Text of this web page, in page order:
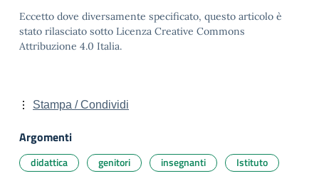
Eccetto dove diversamente specificato, questo articolo è
stato rilasciato sotto Licenza Creative Commons
Attribuzione 4.0 Italia.
Stampa / Condividi
Argomenti
didattica genitori insegnanti Istituto